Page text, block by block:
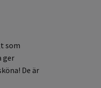
som
ger
De är